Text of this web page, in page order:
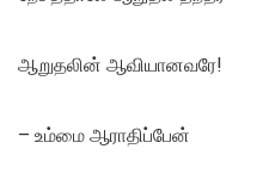
ஆறுதலின் ஆவியானவரே!
– உம்மை ஆராதிப்பேன்